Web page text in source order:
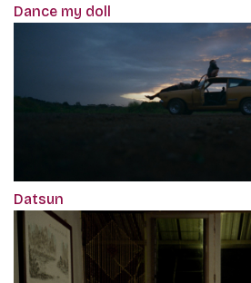
Dance my doll
Datsun